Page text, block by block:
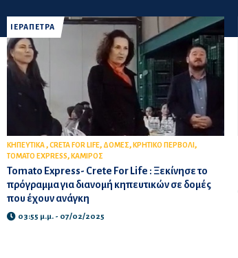
ΙΕΡΑΠΕΤΡΑ
ΚΗΠΕΥΤΙΚΑ,CRETA FOR LIFE, ΔΟΜΕΣ, ΚΡΗΤΙΚΟ ΠΕΡΒΟΛΙ ,
TOMATO EXPRESS, ΚΑΜΙΡΟΣ
Tomato Express- Crete For Life : Ξεκίνησε το
πρόγραμμα για διανομή κηπευτικών σε δομές
που έχουν ανάγκη
03:55 μ.μ. - 07/02/2025